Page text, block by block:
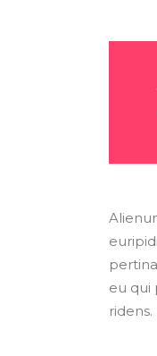
eu qui
ridens.